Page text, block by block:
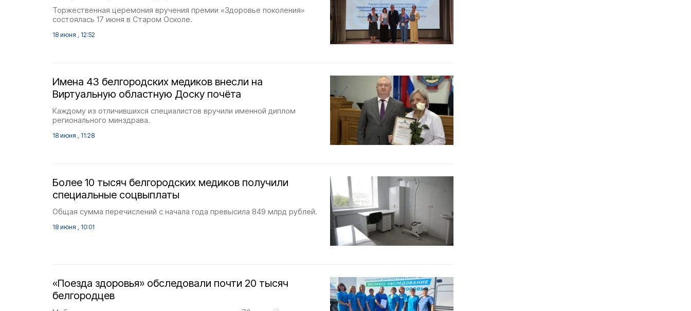
Торжественная церемония вручения премии «Здоровье поколения»
состоялась 17 июня в Старом Осколе.
18 июня , 12:52
Имена 43 белгородских медиков внесли на
Виртуальную областную Доску почёта
Каждому из отличившихся специалистов вручили именной диплом
регионального минздрава.
18 июня , 11:28
Более 10 тысяч белгородских медиков получили
специальные соцвыплаты
Общая сумма перечислений с начала года превысила 849 млрд рублей.
18 июня , 10:01
«Поезда здоровья» обследовали почти 20 тысяч
белгородцев